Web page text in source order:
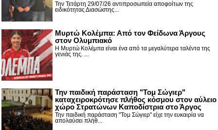
Την Τετάρτη 29/07/26 αντιπροσωπεία αποφοίτων της
ειδικότητας Διασώστης...
Μυρτώ Κολέμπα: Από τον Φείδωνα Άργους
στον Ολυμπιακό
Η Μυρτώ Κολέμπα είναι ένα από τα μεγαλύτερα ταλέντα της
γενιάς της. ...
Την παιδική παράσταση "Τομ Σώγιερ"
καταχειροκρότησε πλήθος κόσμου στον αύλειο
χώρο Στρατώνων Καποδίστρια στο Άργος
Την παιδική παράσταση "Τομ Σώγιερ" είχε την ευκαιρία να
απολαύσει πλήθ...